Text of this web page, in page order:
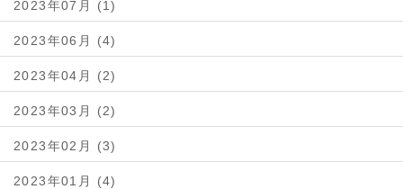
2023年07月 (1)
2023年06月 (4)
2023年04月 (2)
2023年03月 (2)
2023年02月 (3)
2023年01月 (4)